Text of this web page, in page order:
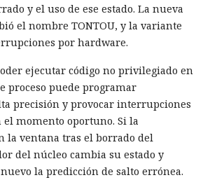
y el uso de ese estado. La nueva
el nombre TONTOU, y la variante
por hardware.
ejecutar código no privilegiado en
proceso puede programar
precisión y provocar interrupciones
momento oportuno. Si la
la ventana tras el borrado del
del núcleo cambia su estado y
la predicción de salto errónea.